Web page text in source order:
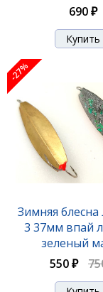
690 ₽
-27%
Зимняя
3 37мм впай
зеленый
550 ₽